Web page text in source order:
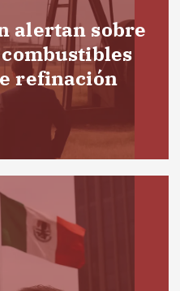
alertan sobre
refinación